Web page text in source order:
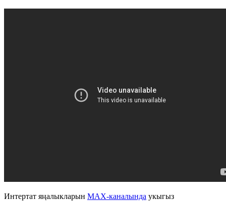
Интертат яңалыкларын MAX-каналында укыгыз